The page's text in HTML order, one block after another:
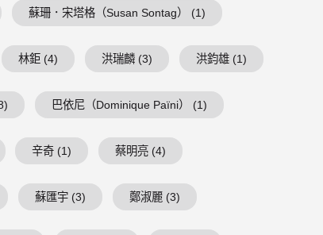
蘇珊．宋塔格（Susan Sontag） (1)
林鉅 (4) 洪瑞麟 (3) 洪鈞雄 (1)
巴依尼（Dominique Païni） (1)
辛奇 (1) 蔡明亮 (4)
蘇匯宇 (3) 鄭淑麗 (3)